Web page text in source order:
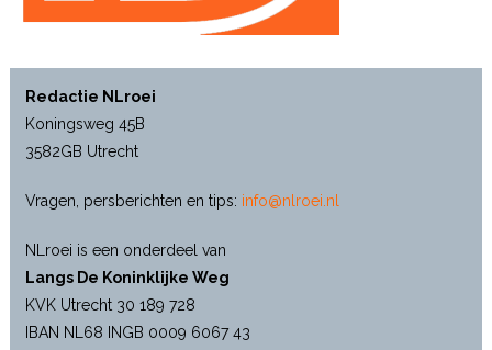
Redactie NLroei
Koningsweg 45B
3582GB Utrecht
Vragen, persberichten en tips: info@nlroei.nl
NLroei is een onderdeel van
Langs De Koninklijke Weg
KVK Utrecht 30 189 728
IBAN NL68 INGB 0009 6067 43